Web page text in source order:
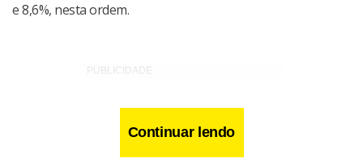
e 8,6%, nesta ordem.
Continuar lendo